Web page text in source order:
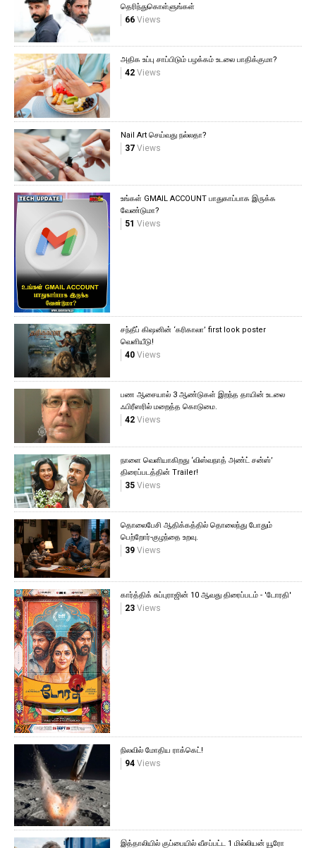
தெரிந்துகொள்ளுங்கள்
66Views
அதிக உப்பு சாப்பிடும் பழக்கம் உடலை பாதிக்குமா?
42Views
Nail Art செய்வது நல்லதா?
37Views
உங்கள் GMAIL ACCOUNT பாதுகாப்பாக இருக்க
வேண்டுமா?
51 Views
சந்தீப் கிஷனின் ‘கரிகாலா’ first look poster
வெளியீடு!
40Views
பண ஆசையால் 3 ஆண்டுகள் இறந்த தாயின் உடலை
ஃபிரீஸரில் மறைத்த கொடுமை.
42Views
நாளை வெளியாகிறது ‘விஸ்வநாத் அண்ட் சன்ஸ்’
திரைப்படத்தின் Trailer!
35Views
தொலைபேசி ஆதிக்கத்தில் தொலைந்து போதும்
பெற்றோர்-குழந்தை உறவு.
39Views
கார்த்திக் சுப்புராஜின் 10 ஆவது திரைப்படம் - 'டோரதி'
23Views
நிலவில் மோதிய ராக்கெட்!
94Views
இத்தாலியில் குப்பையில் வீசப்பட்ட 1 மில்லியன் யூரோ